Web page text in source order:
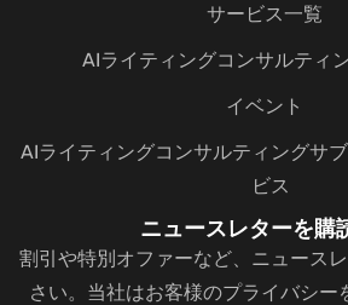
サービス一覧
AIライティングコンサルティ
イベント
AIライティングコンサルティングサ
ビス
ニュースレターを購
割引や特別オファーなど、ニュース
さい。当社はお客様のプライバシー